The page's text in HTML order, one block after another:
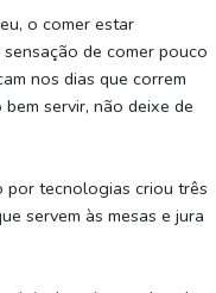
o comer estar
de comer pouco
nos dias que correm
servir, não deixe de
por tecnologias criou três
servem às mesas e jura